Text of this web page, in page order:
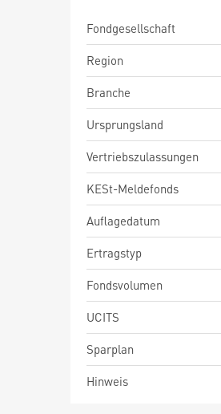
Fondgesellschaft
Region
Branche
Ursprungsland
Vertriebszulassungen
KESt-Meldefonds
Auflagedatum
Ertragstyp
Fondsvolumen
UCITS
Sparplan
Hinweis